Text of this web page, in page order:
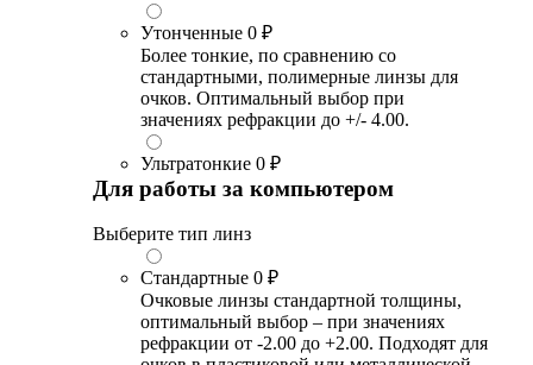
Утонченные 0 ₽
Более тонкие, по сравнению со
стандартными, полимерные линзы для
очков. Оптимальный выбор при
значениях рефракции до +/- 4.00.
Ультратонкие 0 ₽
Для работы за компьютером
Выберите тип линз
Стандартные 0 ₽
Очковые линзы стандартной толщины,
оптимальный выбор – при значениях
рефракции от -2.00 до +2.00. Подходят для